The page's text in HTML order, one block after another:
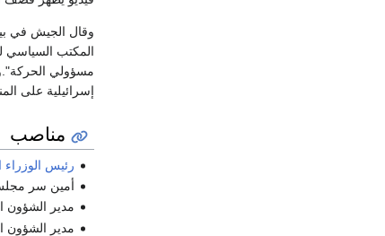
وقال الجيش في
المكتب السياسي
مسؤولي
إسرائيلية على
مناصب
رئيس الوزراء
أمين سر
مدير الشؤون
مدير الشؤون